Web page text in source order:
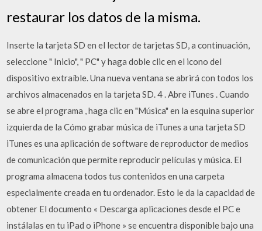
restaurar los datos de la misma.
Inserte la tarjeta SD en el lector de tarjetas SD, a continuación,
seleccione " Inicio", " PC" y haga doble clic en el icono del
dispositivo extraíble. Una nueva ventana se abrirá con todos los
archivos almacenados en la tarjeta SD. 4 . Abre iTunes . Cuando
se abre el programa , haga clic en "Música" en la esquina superior
izquierda de la Cómo grabar música de iTunes a una tarjeta SD
iTunes es una aplicación de software de reproductor de medios
de comunicación que permite reproducir películas y música. El
programa almacena todos tus contenidos en una carpeta
especialmente creada en tu ordenador. Esto le da la capacidad de
obtener El documento « Descarga aplicaciones desde el PC e
instálalas en tu iPad o iPhone » se encuentra disponible bajo una